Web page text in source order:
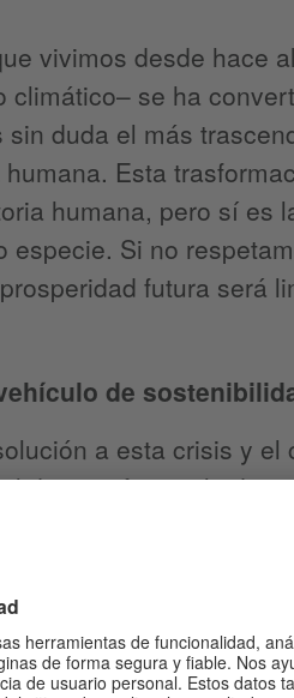
vivimos desde hace
climático– se ha
duda el más
Esta
humana, pero sí es
especie. Si no
futura será
de
a esta crisis y el
de transformar la
De este modo, el
generar
la distinción entre la